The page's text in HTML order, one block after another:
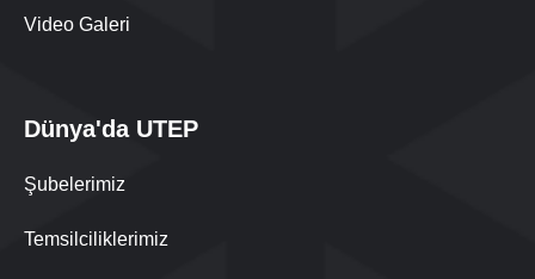
Video Galeri
Dünya'da UTEP
Şubelerimiz
Temsilciliklerimiz